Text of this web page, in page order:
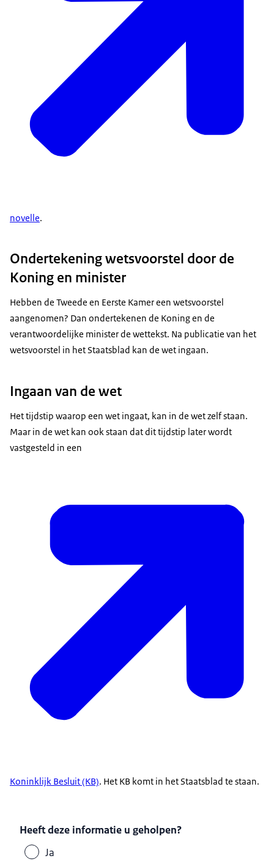
novelle.
Ondertekening wetsvoorstel door de
Koning en minister
Hebben de Tweede en Eerste Kamer een wetsvoorstel
aangenomen? Dan ondertekenen de Koning en de
verantwoordelijke minister de wettekst. Na publicatie van het
wetsvoorstel in het Staatsblad kan de wet ingaan.
Ingaan van de wet
Het tijdstip waarop een wet ingaat, kan in de wet zelf staan.
Maar in de wet kan ook staan dat dit tijdstip later wordt
vastgesteld in een
Koninklijk Besluit (KB). Het KB komt in het Staatsblad te staan.
Heeft deze informatie u geholpen?
Ja